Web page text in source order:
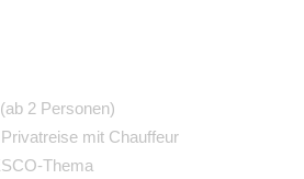
2 Personen)
Privatreise mit Chauffeur
Thema